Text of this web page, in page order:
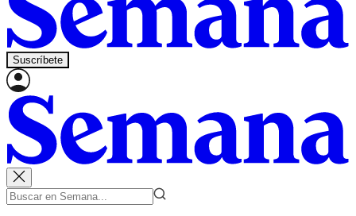
Suscríbete